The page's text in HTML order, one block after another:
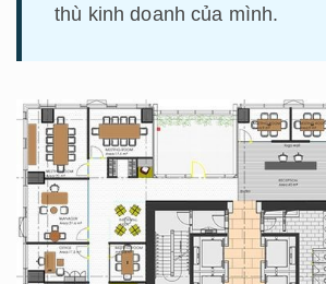
thù kinh doanh của mình.